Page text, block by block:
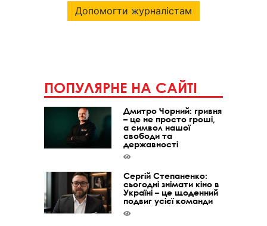
Допомогти журналістам
ПОПУЛЯРНЕ НА САЙТІ
Дмитро Чорний: гривня
– це не просто гроші,
а символ нашої
свободи та
державності
Сергій Степаненко:
сьогодні знімати кіно в
Україні – це щоденний
подвиг усієї команди